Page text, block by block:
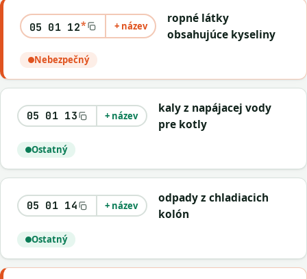
05 01 12* + název
ropné látky
obsahujúce kyseliny
Nebezpečný
05 01 13 + název
kaly z napájacej vody
pre kotly
Ostatný
05 01 14 + název
odpady z chladiacich
kolón
Ostatný